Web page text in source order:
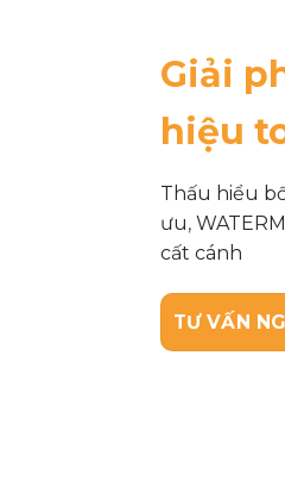
Giải
hiệu
Thấu hiểu
ưu,
cất cánh
TƯ VẤN
Giải
hàng
tin
với hơn
TƯ VẤN